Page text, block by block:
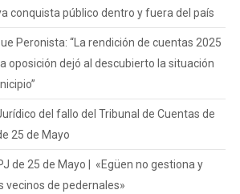
conquista público dentro y fuera del país
Peronista: “La rendición de cuentas 2025
oposición dejó al descubierto la situación
del fallo del Tribunal de Cuentas de
25 de Mayo
de 25 de Mayo | «Egüen no gestiona y
vecinos de pedernales»